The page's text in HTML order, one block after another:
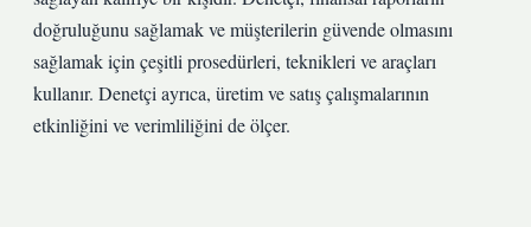
doğruluğunu sağlamak ve müşterilerin güvende olmasını
sağlamak için çeşitli prosedürleri, teknikleri ve araçları
kullanır. Denetçi ayrıca, üretim ve satış çalışmalarının
etkinliğini ve verimliliğini de ölçer.